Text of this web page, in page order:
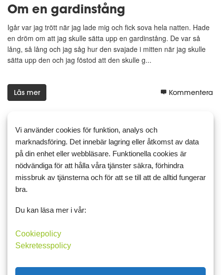
Om en gardinstång
Igår var jag trött när jag lade mig och fick sova hela natten. Hade
en dröm om att jag skulle sätta upp en gardinstång. De var så
lång, så lång och jag såg hur den svajade i mitten när jag skulle
sätta upp den och jag föstod att den skulle g...
Läs mer Kommentera
20 februari 2015 06:46 9
Om vänskap i vuxen ålder
Imorse när jag vaknade slogs jag av en tanke. Vad lite vänner jag
har.. Jag har aldrig tänks så tidigare och jag känner mig inte
kunna stötta varandra. Många av mina vänner är schackspel...
Läs mer
Vi använder cookies för funktion, analys och
marknadsföring. Det innebär lagring eller åtkomst av data
på din enhet eller webbläsare. Funktionella cookies är
nödvändiga för att hålla våra tjänster säkra, förhindra
missbruk av tjänsterna och för att se till att de alltid fungerar
bra.
Du kan läsa mer i vår:
Cookiepolicy
Sekretesspolicy